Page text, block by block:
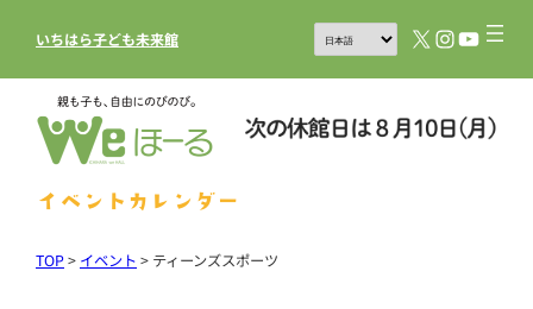
いちはら子ども未来館 X Instagram
YouTube
イベントカレンダー
TOP> イベント > ティーンズスポーツ